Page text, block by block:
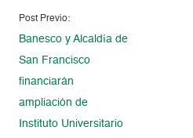
Post Previo:
Banesco y Alcaldía de
San Francisco
financiarán
ampliación de
Instituto Universitario